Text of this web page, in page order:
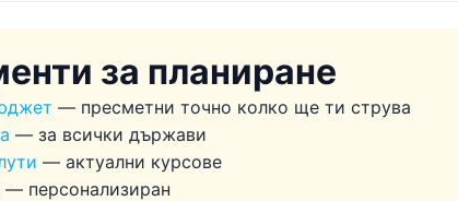
за планиране
— пресметни точно колко ще ти струва
— за всички държави
— актуални курсове
— персонализиран